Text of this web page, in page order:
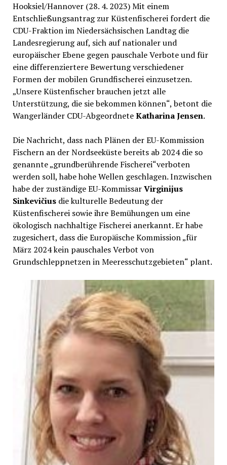
Hooksiel/Hannover (28. 4. 2023) Mit einem
Entschließungsantrag zur Küstenfischerei fordert die
CDU-Fraktion im Niedersächsischen Landtag die
Landesregierung auf, sich auf nationaler und
europäischer Ebene gegen pauschale Verbote und für
eine differenziertere Bewertung verschiedener
Formen der mobilen Grundfischerei einzusetzen.
„Unsere Küstenfischer brauchen jetzt alle
Unterstützung, die sie bekommen können“, betont die
Wangerländer CDU-AbgeordneteKatharina Jensen.
Die Nachricht, dass nach Plänen der EU-Kommission
Fischern an der Nordseeküste bereits ab 2024 die so
genannte „grundberührende Fischerei“verboten
werden soll, habe hohe Wellen geschlagen. Inzwischen
habe der zuständige EU-KommissarVirginijus
Sinkevičiusdie kulturelle Bedeutung der
Küstenfischerei sowie ihre Bemühungen um eine
ökologisch nachhaltige Fischerei anerkannt. Er habe
zugesichert, dass die Europäische Kommission „für
März 2024 kein pauschales Verbot von
Grundschleppnetzen in Meeresschutzgebieten“ plant.